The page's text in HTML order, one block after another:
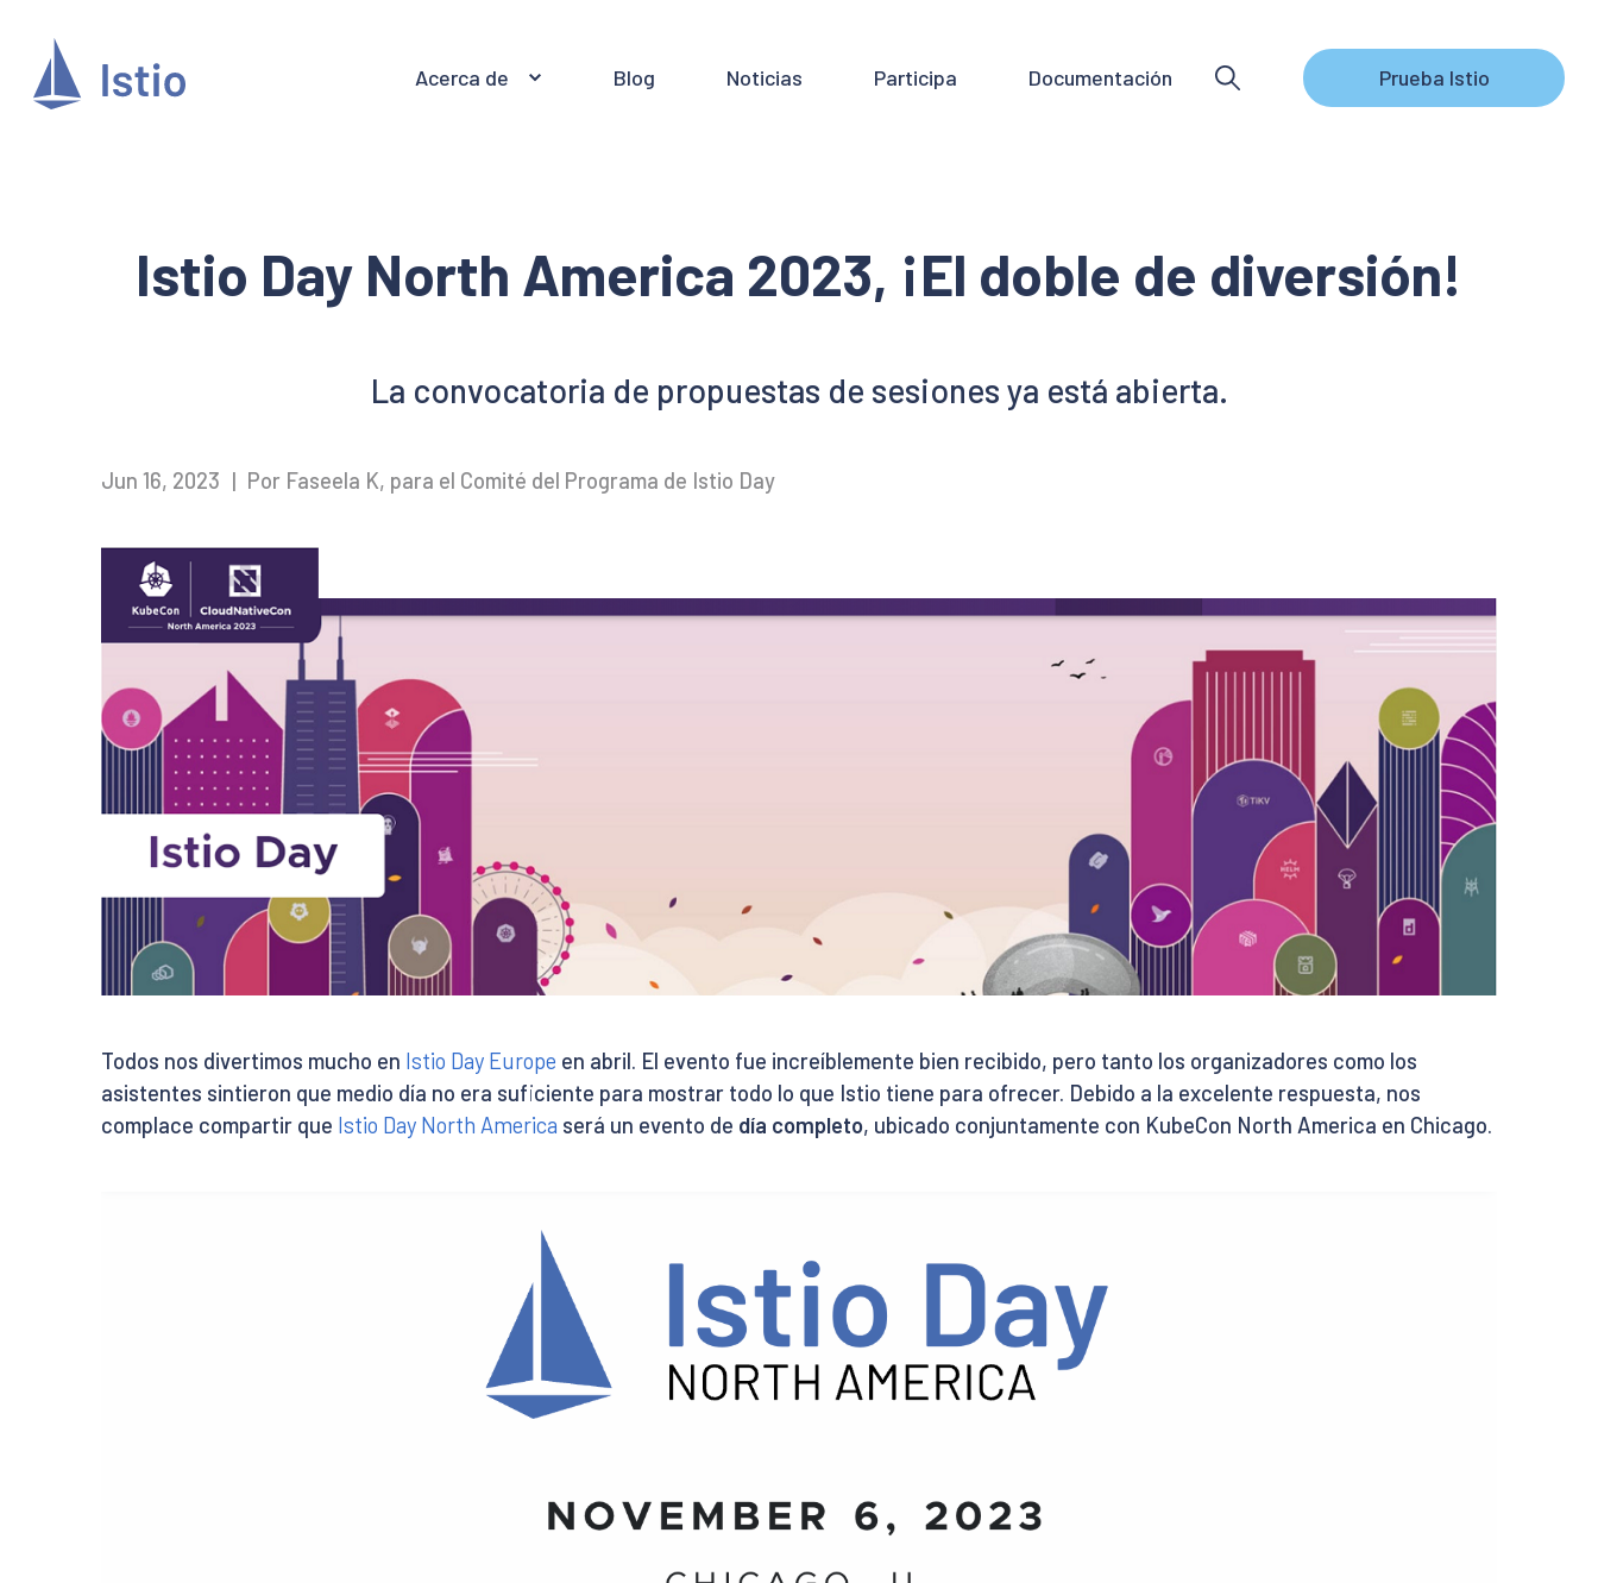
Acerca de Blog Noticias Participa Documentación Prueba Istio
Istio Day North America 2023, ¡El doble de diversión!
La convocatoria de propuestas de sesiones ya está abierta.
Jun 16, 2023 | Por Faseela K, para el Comité del Programa de Istio Day
Todos nos divertimos mucho en Istio Day Europe en abril. El evento fue increíblemente bien recibido, pero tanto los organizadores como los
asistentes sintieron que medio día no era suficiente para mostrar todo lo que Istio tiene para ofrecer. Debido a la excelente respuesta, nos
complace compartir que Istio Day North America será un evento de día completo, ubicado conjuntamente con KubeCon North America en Chicago.